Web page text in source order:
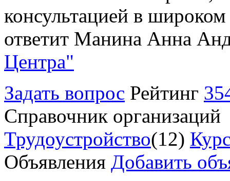
консультацией в
ответит Манина Анна
Центра"
Задать вопрос Рейтинг
Справочник организаций
Трудоустройство(12)
Объявления Добавить